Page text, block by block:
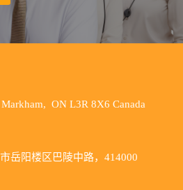
ON L3R 8X6 Canada
岳阳楼区巴陵中路，414000